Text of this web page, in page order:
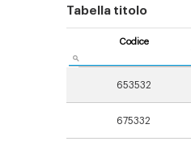
Tabella titolo
Codice
653532
675332